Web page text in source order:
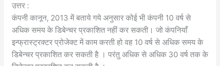
उत्तर :
कंपनी कानून, 2013 में बताये गये अनुसार कोई भी कंपनी 10 वर्ष से
अधिक समय के डिबेन्चर प्रकाशित नहीं कर सकती। जो कंपनियाँ
इन्फ्रास्ट्रक्टर प्रोजेक्ट में काम करती हो वह 10 वर्ष से अधिक समय के
डिबेन्चर प्रकाशित कर सकती है । परंतु अधिक से अधिक 30 वर्ष तक के